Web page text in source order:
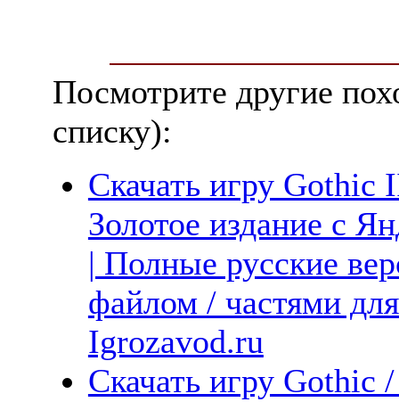
Посмотрите другие
списку):
Скачать игру
Золотое издание с
| Полные русские
файлом / частями
Igrozavod.ru
Скачать игру Gothic